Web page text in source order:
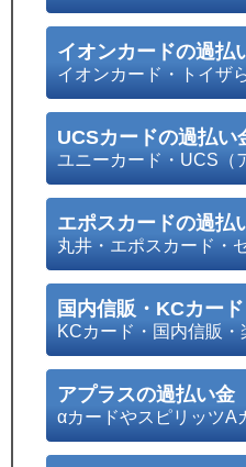
イオンカードの過払
イオンカード・トイザ
UCSカードの過払い
ユニーカード・UCS（
エポスカードの過払
丸井・エポスカード・
国内信販・KCカード
KCカード・国内信販
アプラスの過払い金
αカードやスピリッツA